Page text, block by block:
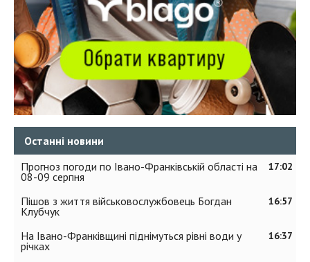
Останні новини
17:02
Прогноз погоди по Івано-Франківській області на
08-09 серпня
16:57
Пішов з життя військовослужбовець Богдан
Клубчук
16:37
На Івано-Франківщині піднімуться рівні води у
річках